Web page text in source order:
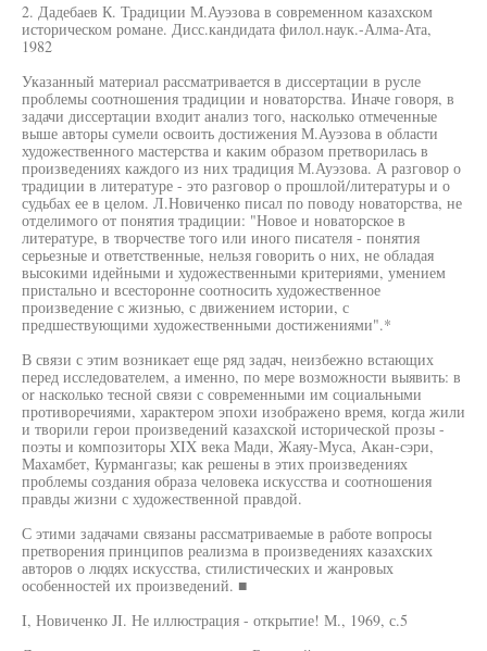
2. Дадебаев К. Традиции М.Ауэзова в современном казахском
историческом романе. Дисс.кандидата филол.наук.-Алма-Ата,
1982
Указанный материал рассматривается в диссертации в русле
проблемы соотношения традиции и новаторства. Иначе говоря, в
задачи диссертации входит анализ того, насколько отмеченные
выше авторы сумели освоить достижения М.Ауэзова в области
художественного мастерства и каким образом претворилась в
произведениях каждого из них традиция М.Ауэзова. А разговор о
традиции в литературе - это разговор о прошлой/литературы и о
судьбах ее в целом. Л.Новиченко писал по поводу новаторства, не
отделимого от понятия традиции: "Новое и новаторское в
литературе, в творчестве того или иного писателя - понятия
серьезные и ответственные, нельзя говорить о них, не обладая
высокими идейными и художественными критериями, умением
пристально и всесторонне соотносить художественное
произведение с жизнью, с движением истории, с
предшествующими художественными достижениями".*
В связи с этим возникает еще ряд задач, неизбежно встающих
перед исследователем, а именно, по мере возможности выявить: в
or насколько тесной связи с современными им социальными
противоречиями, характером эпохи изображено время, когда жили
и творили герои произведений казахской исторической прозы -
поэты и композиторы XIX века Мади, Жаяу-Муса, Акан-сэри,
Махамбет, Курмангазы; как решены в этих произведениях
проблемы создания образа человека искусства и соотношения
правды жизни с художественной правдой.
С этими задачами связаны рассматриваемые в работе вопросы
претворения принципов реализма в произведениях казахских
авторов о людях искусства, стилистических и жанровых
особенностей их произведений. ■
I, Новиченко JI. Не иллюстрация - открытие! М., 1969, с.5